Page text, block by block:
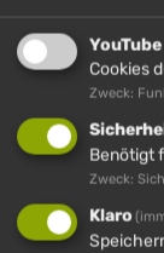
12. Juli 202610:30
YouTube
Cookies
Zweck:
Benötigt
Zweck:
Klaro